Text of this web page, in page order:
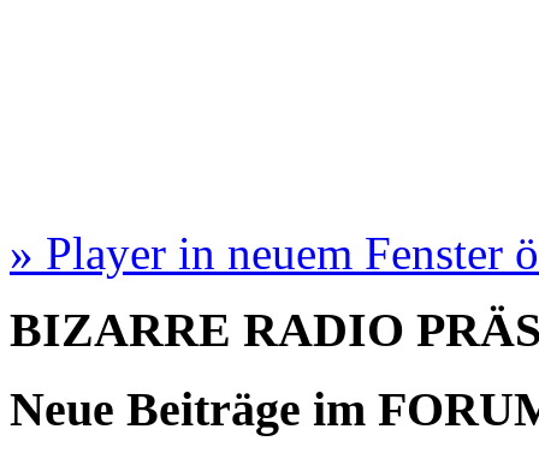
» Player in neuem Fenster
BIZARRE RADIO
Neue Beiträge im